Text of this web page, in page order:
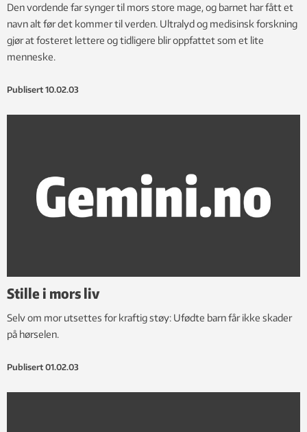
Den vordende far synger til mors store mage, og barnet har fått et
navn alt før det kommer til verden. Ultralyd og medisinsk forskning
gjør at fosteret lettere og tidligere blir oppfattet som et lite
menneske.
Publisert 10.02.03
Stille i mors liv
Selv om mor utsettes for kraftig støy: Ufødte barn får ikke skader
på hørselen.
Publisert 01.02.03